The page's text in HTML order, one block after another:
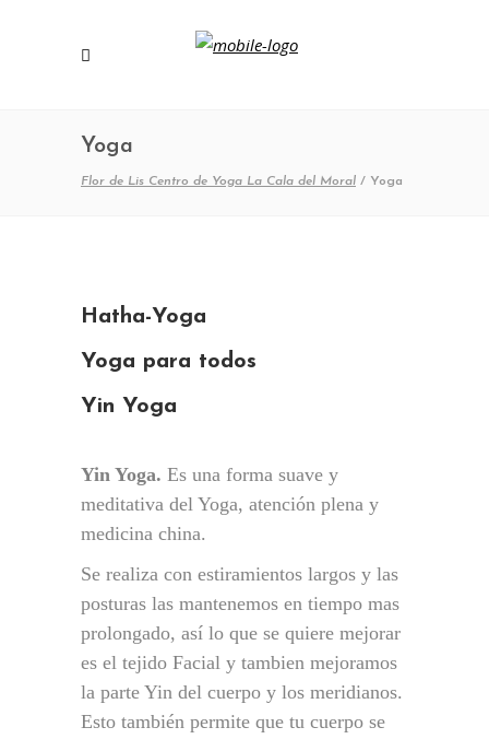
Yoga
Flor de Lis Centro de Yoga La Cala del Moral / Yoga
Hatha-Yoga
Yoga para todos
Yin Yoga
Yin Yoga. Es una forma suave y
meditativa del Yoga, atención plena y
medicina china.
Se realiza con estiramientos largos y las
posturas las mantenemos en tiempo mas
prolongado, así lo que se quiere mejorar
es el tejido Facial y tambien mejoramos
la parte Yin del cuerpo y los meridianos.
Esto también permite que tu cuerpo se